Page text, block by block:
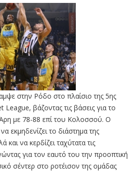
στην Ρόδο στο πλαίσιο της 5ης
League, βάζοντας τις βάσεις για το
με 78-88 επί του Κολοσσού. Ο
εκμηδενίζει το διάστημα της
να κερδίζει ταχύτατα τις
για τον εαυτό του την προοπτική
σέντερ στο ροτέισον της ομάδας